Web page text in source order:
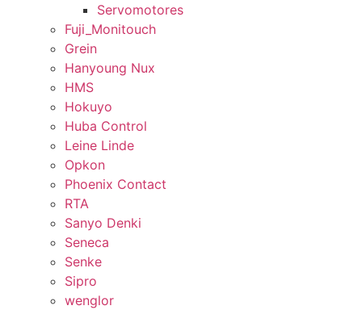
Servomotores
Fuji_Monitouch
Grein
Hanyoung Nux
HMS
Hokuyo
Huba Control
Leine Linde
Opkon
Phoenix Contact
RTA
Sanyo Denki
Seneca
Senke
Sipro
wenglor